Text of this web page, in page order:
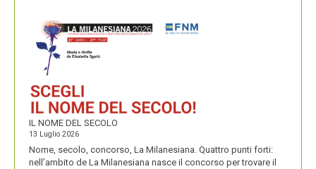
E
IL NOME DEL SECOLO
13 Luglio 2026
Nome, secolo, concorso, La Milanesiana. Quattro punti forti:
nell’ambito de La Milanesiana nasce il concorso per trovare il